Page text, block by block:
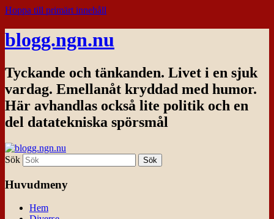
Hoppa till primärt innehåll
blogg.ngn.nu
Tyckande och tänkanden. Livet i en sjuk
vardag. Emellanåt kryddad med humor.
Här avhandlas också lite politik och en
del datatekniska spörsmål
Sök
Huvudmeny
Hem